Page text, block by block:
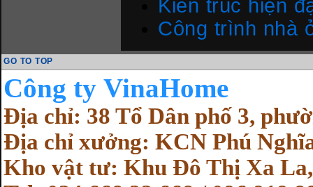
Kiến trúc hiện
Công trình nhà
GO TO TOP
Công ty VinaHome
Địa chỉ: 38 Tổ Dân phố 3,
Địa chỉ xưởng: KCN Phú
Kho vật tư: Khu Đô Thị Xa